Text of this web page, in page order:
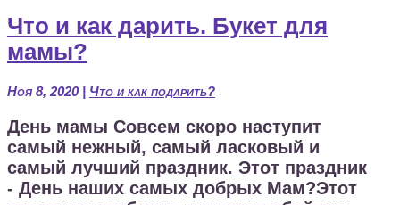
Что и как дарить. Букет для
мамы?
Ноя 8, 2020| Что и как подарить?
День мамы Совсем скоро наступит
самый нежный, самый ласковый и
самый лучший праздник. Этот праздник
- День наших самых добрых Мам?Этот